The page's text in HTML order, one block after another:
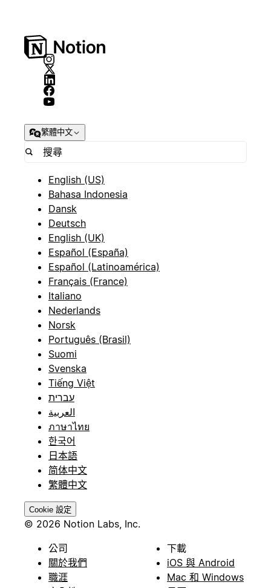
繁體中文
English (US)
Bahasa Indonesia
Dansk
Deutsch
English (UK)
Español (España)
Español (Latinoamérica)
Français (France)
Italiano
Nederlands
Norsk
Português (Brasil)
Suomi
Svenska
Tiếng Việt
עברית
العربية
ภาษาไทย
한국어
日本語
简体中文
繁體中文
Cookie 設定
© 2026 Notion Labs, Inc.
公司
關於我們
職涯
下載
iOS 與 Android
Mac 和 Windows